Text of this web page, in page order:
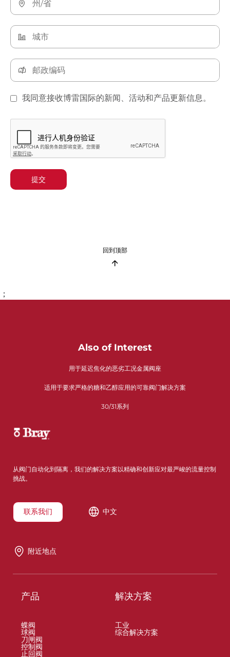
我同意接收博雷国际的新闻、活动和产品更新信息。
提交
回到顶部
；
Also of Interest
用于延迟焦化的恶劣工况金属阀座
适用于要求严格的糖和乙醇应用的可靠阀门解决方案
30/31系列
从阀门自动化到隔离，我们的解决方案以精确和创新应对最严峻的流量控制
挑战。
联系我们 中文
附近地点
产品
蝶阀
球阀
刀闸阀
控制阀
止回阀
解决方案
工业
综合解决方案